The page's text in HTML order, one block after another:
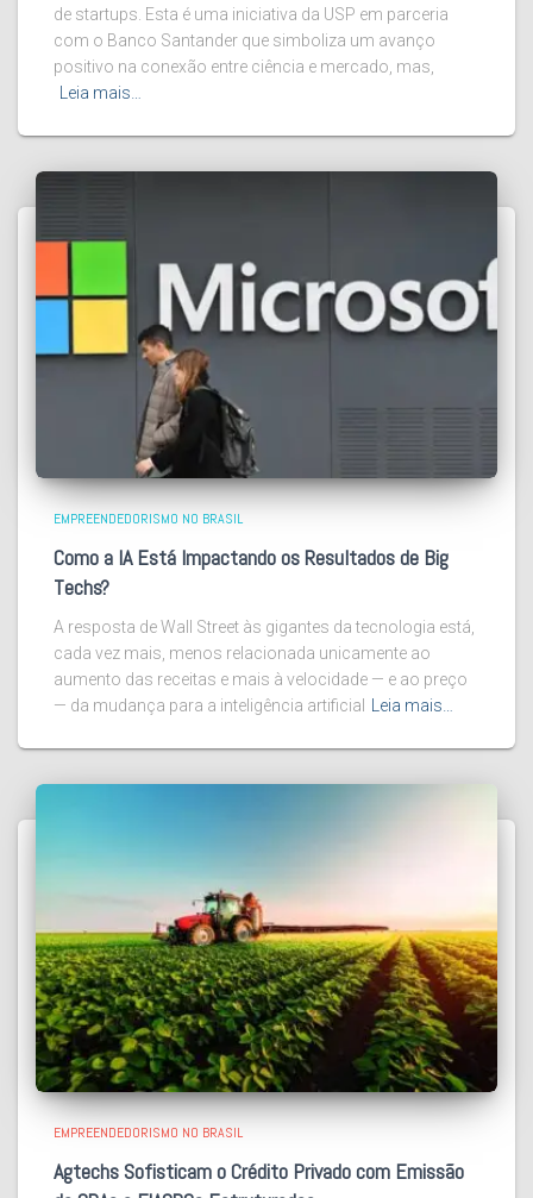
de startups. Esta é uma iniciativa da USP em parceria
com o Banco Santander que simboliza um avanço
positivo na conexão entre ciência e mercado, mas,
Leia mais…
EMPREENDEDORISMO NO BRASIL
Como a IA Está Impactando os Resultados de Big
Techs?
A resposta de Wall Street às gigantes da tecnologia está,
cada vez mais, menos relacionada unicamente ao
aumento das receitas e mais à velocidade — e ao preço
— da mudança para a inteligência artificial
Leia mais…
EMPREENDEDORISMO NO BRASIL
Agtechs Sofisticam o Crédito Privado com Emissão